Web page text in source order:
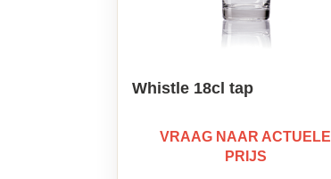
Whistle 18cl tap
VRAAG NAAR ACTUELE
PRIJS